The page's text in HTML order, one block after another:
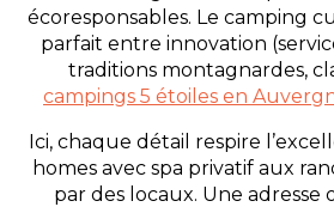
écoresponsables. Le camping
parfait entre innovation
traditions montagnardes,
campings 5 étoiles en
Ici, chaque détail respire
homes avec spa privatif aux
par des locaux. Une adresse